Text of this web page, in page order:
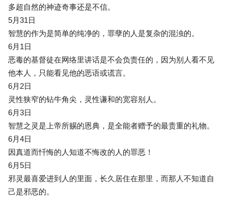
多超自然的神迹奇事还是不信。
5月31日
智慧的作为是简单的纯净的，罪孽的人是复杂的混浊的。
6月1日
恶毒的基督徒在网络里讲话是不会负责任的，因为别人看不见
他本人，只能看见他的恶语或谎言。
6月2日
灵性狭窄的钻牛角尖，灵性谦和的宽容别人。
6月3日
智慧之灵是上帝所赐的恩典，是全能者赠予的最贵重的礼物。
6月4日
因真道而忏悔的人知道不悔改的人的罪恶！
6月5日
邪灵最喜爱进到人的里面，长久居住在那里，而那人不知道自
己是邪恶的。